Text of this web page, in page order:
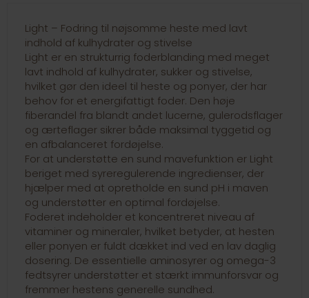
Light – Fodring til nøjsomme heste med lavt
indhold af kulhydrater og stivelse
Light er en strukturrig foderblanding med meget
lavt indhold af kulhydrater, sukker og stivelse,
hvilket gør den ideel til heste og ponyer, der har
behov for et energifattigt foder. Den høje
fiberandel fra blandt andet lucerne, gulerodsflager
og ærteflager sikrer både maksimal tyggetid og
en afbalanceret fordøjelse.
For at understøtte en sund mavefunktion er Light
beriget med syreregulerende ingredienser, der
hjælper med at opretholde en sund pH i maven
og understøtter en optimal fordøjelse.
Foderet indeholder et koncentreret niveau af
vitaminer og mineraler, hvilket betyder, at hesten
eller ponyen er fuldt dækket ind ved en lav daglig
dosering. De essentielle aminosyrer og omega-3
fedtsyrer understøtter et stærkt immunforsvar og
fremmer hestens generelle sundhed.